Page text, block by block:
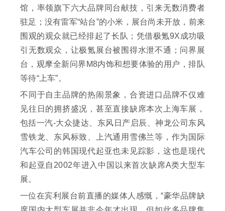
馆，率领旗下六大品牌同台献技，引来无数消费者
驻足；没有雷军“站台”的小米，展台尚未开放，前来
围观的观众就已经排起了长队；凭借极氪9X成功吸
引无数观众，让极氪展台被围得水泄不通；问界展
台，观摩全新问界M8内饰和想要体验的用户，排队
等待“上车”。
不同于自主品牌的热闹景象，合资进口品牌不仅难
见往日的拥挤盛况，甚至直接缺席本次上海车展，
包括一汽-大众捷达、东风日产启辰、神龙公司东风
雪铁龙、东风标致、上汽通用雪佛兰等，作为国际
汽车公司的韩国现代起亚也未见踪影，这也是现代
和起亚自2002年进入中国以来首次缺席A类大型车
展。
一位在宾利展台前直播的媒体人感慨，“豪华品牌缺